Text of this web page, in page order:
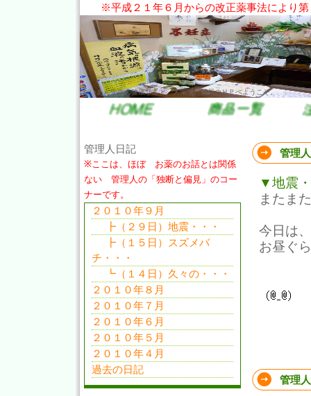
※平成２１年６月からの改正薬事法により
だいあん先生の健康サイト。大栄漢方薬局のＨＰへようこそ。
管理
▼地震
またま
今日は
お昼ぐ
管理
管理人日記
※ここは、ほぼ お薬のお話とは関係
ない 管理人の「独断と偏見」のコー
ナーです。
２０１０年９月
┣（２９日）地震・・・
┣（１５日）スズメバ
チ・・・
┗（１４日）久々の・・・
２０１０年８月
２０１０年７月
２０１０年６月
２０１０年５月
２０１０年４月
過去の日記